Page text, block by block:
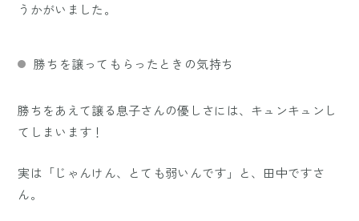
うかがいました。
勝ちを譲ってもらったときの気持ち
勝ちをあえて譲る息子さんの優しさには、キュンキュンし
てしまいます！
実は「じゃんけん、とても弱いんです」と、田中ですさ
ん。